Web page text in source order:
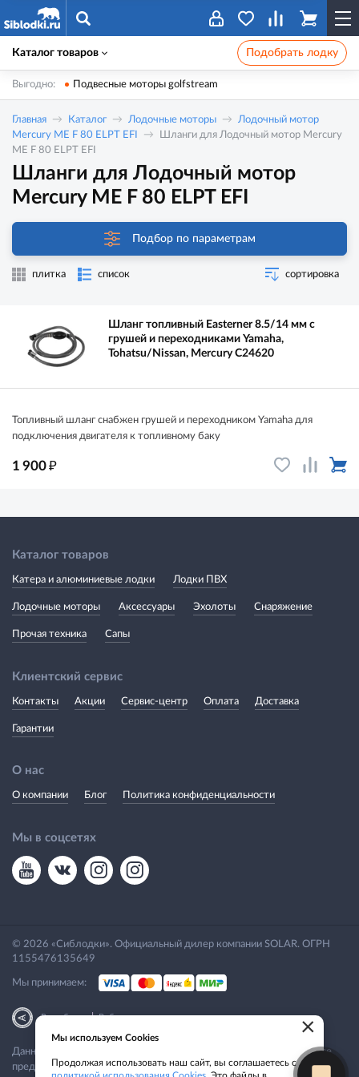
Каталог товаров Подобрать лодку
Выгодно: Подвесные моторы golfstream
Главная Каталог Лодочные моторы
Лодочный мотор
Mercury ME F 80 ELPT EFI
Шланги для Лодочный мотор Mercury
ME F 80 ELPT EFI
Шланги для Лодочный мотор
Mercury ME F 80 ELPT EFI
Подбор по параметрам
плитка список сортировка
Шланг топливный Easterner 8.5/14 мм с
грушей и переходниками Yamaha,
Tohatsu/Nissan, Mercury C24620
Топливный шланг снабжен грушей и переходником Yamaha для
подключения двигателя к топливному баку
1 900₽
Каталог товаров
Катера и алюминиевые лодки Лодки ПВХ
Лодочные моторы Аксессуары Эхолоты Снаряжение
Прочая техника Сапы
Клиентский сервис
Контакты Акции Сервис-центр Оплата Доставка
Гарантии
О нас
О компании Блог Политика конфиденциальности
Мы в соцсетях
© 2026 «Сиблодки». Официальный дилер компании SOLAR. ОГРН
1155476135649
Мы принимаем:
Разработка|Веб-аналитика
Данный сайт носит исключительно информационный характер. Все
представленные предложения не являются офертой, определяемой
×
Мы используем Cookies
Продолжая использовать наш сайт, вы соглашаетесь с